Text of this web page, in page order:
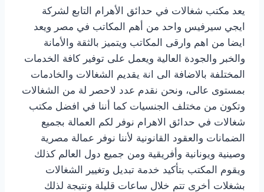
يعد مكتب شغالات في حدائق الأهرام التابع لشركة
ايجي سيرفيس واحد من أهم المكاتب في مصر ويعد
ايضا من اهم وارقى المكاتب ويتميز بالثقة والأمانة
والخبر والجودة العالية ويعمل على توفير كافة الخدمات
المختلفة بالاضافة الى انة يقديم الشغالات والخادمات
بمستوى عالى، ونحن نقدم عدد لاحصر لة من الشغالات
وتكون من مختلف الجنسيات كما أننا في افضل مكتب
شغالات في حدائق الاهرام نوفر لكم العمالة بجميع
الضمانات والعقود القانونية لأننا نوفر عمالة مصرية
وصينية ويونانية وأفريقية ومن جميع دول العالم كذلك
ويقوم المكتب بتأكيد خدمة تبديل وتغيير الشغالات
بشغلات أخرى تتم خلال ساعات قليلة ونتيجة لذلك